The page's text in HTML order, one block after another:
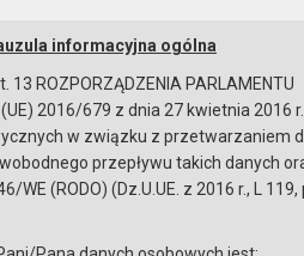
Aktualności
Dostępność
informacyjna ogólna
ROZPORZĄDZENIA PARLAMENTU
(UE) 2016/679 z dnia 27 kwietnia 2016
w związku z przetwarzaniem
przepływu takich danych
WE (RODO) (Dz.U.UE. z 2016 r., L 119,